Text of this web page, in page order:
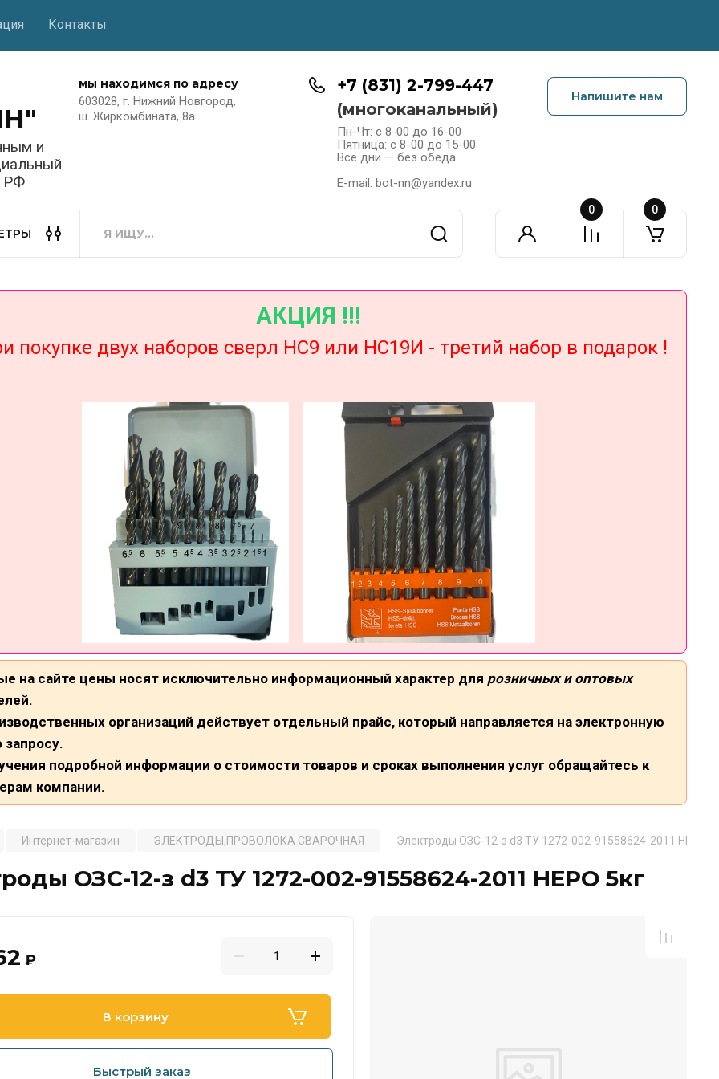
Контакты
и
РФ
мы находимся по адресу
603028, г. Нижний Новгород,
ш. Жиркомбината, 8а
+7 (831) 2-799-447
(многоканальный)
Пн-Чт: с 8-00 до 16-00
Пятница: с 8-00 до 15-00
Все дни — без обеда
E-mail: bot-nn@yandex.ru
Напишите нам
0 0
АКЦИЯ !!!
двух наборов сверл НС9 или НС19И - третий набор в подарок !
на сайте цены носят исключительно информационный характер для розничных и оптовых
организаций действует отдельный прайс, который направляется на электронную
запросу.
подробной информации о стоимости товаров и сроках выполнения услуг обращайтесь к
компании.
Интернет-магазин ЭЛЕКТРОДЫ,ПРОВОЛОКА СВАРОЧНАЯ Электроды ОЗС-12-з d3 ТУ 1272-002-91558624-2011 НЕРО
ОЗС-12-з d3 ТУ 1272-002-91558624-2011 НЕРО 5кг
₽
В корзину
Быстрый заказ